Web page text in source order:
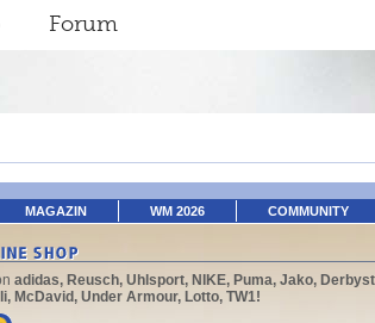
Forum
MAGAZIN WM 2026 COMMUNITY
adidas, Reusch, Uhlsport, NIKE, Puma, Jako,
McDavid, Under Armour, Lotto, TW1!